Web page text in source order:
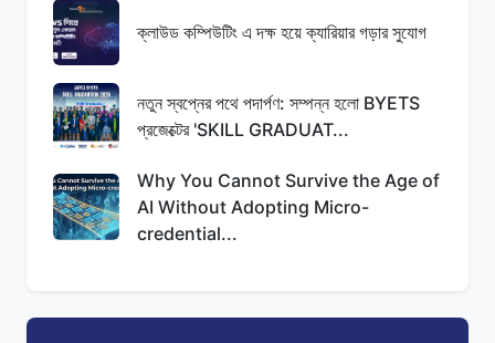
ক্লাউড কম্পিউটিং এ দক্ষ হয়ে ক্যারিয়ার গড়ার সুযোগ
নতুন স্বপ্নের পথে পদার্পণ: সম্পন্ন হলো BYETS
প্রজেক্টের 'SKILL GRADUAT...
Why You Cannot Survive the Age of
AI Without Adopting Micro-
credential...